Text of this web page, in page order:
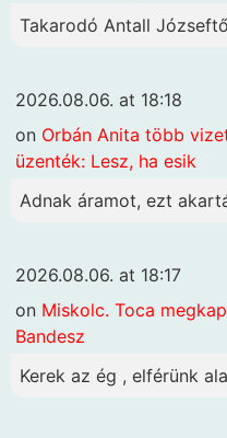
Takarodó Antall
2026.08.06. at 18:18
on Orbán Anita több
üzenték: Lesz, ha esik
Adnak áramot, ezt
2026.08.06. at 18:17
on Miskolc. Toca
Bandesz
Kerek az ég , elférünk